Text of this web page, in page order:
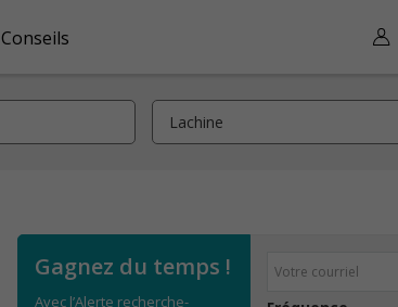
Conseils
Gagnez du temps !
Avec l’Alerte recherche-